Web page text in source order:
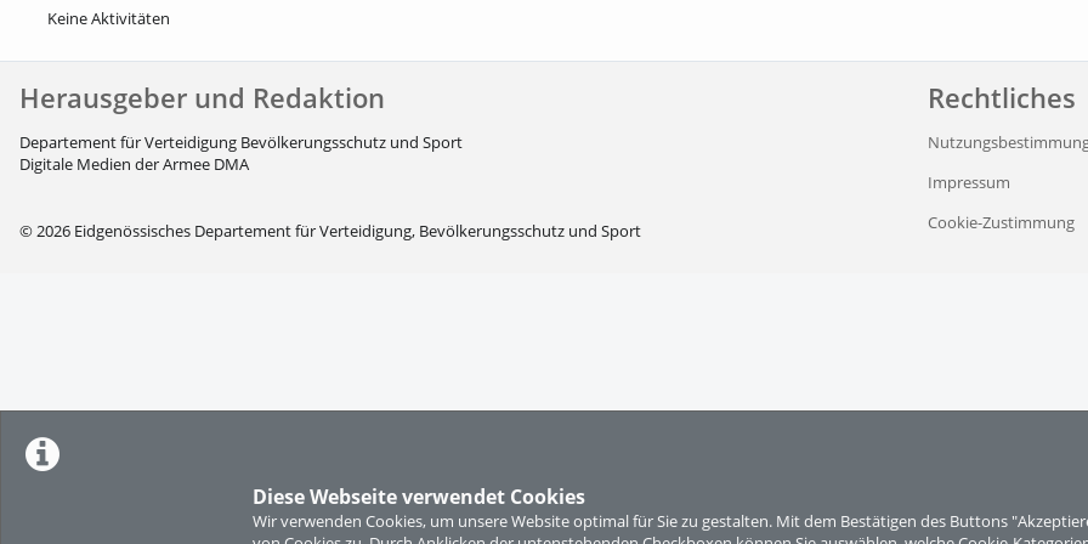
Diese Webseite verwendet Cookies
Wir verwenden Cookies, um unsere Website optimal für Sie zu gestalten. Mit dem Bestätigen des Buttons
Keine Aktivitäten
Herausgeber und Redaktion
Departement für Verteidigung Bevölkerungsschutz und Sport
Digitale Medien der Armee DMA
© 2026 Eidgenössisches Departement für Verteidigung, Bevölkerungsschutz und Sport
Rechtliches
Impressum
Cookie-Zustimmung